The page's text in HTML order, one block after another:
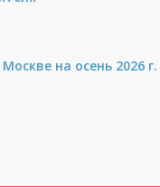
на осень 2026 г.